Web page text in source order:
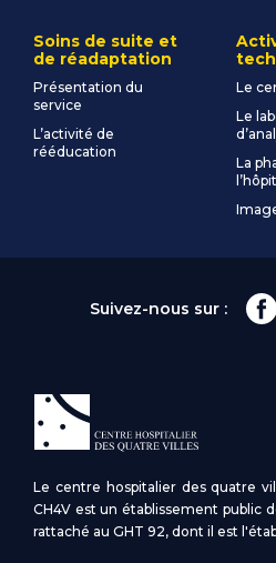
Soins de suite et
de réadaptation
Présentation du
service
L’activité de
rééducation
Le
Le
La
Suivez-nous sur :
Le centre hospitalier des quatre
CH4V est un établissement public
rattaché au GHT 92, dont il est